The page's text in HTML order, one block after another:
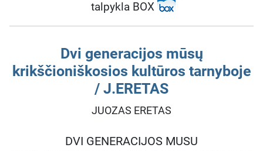
talpykla BOX
Dvi generacijos mūsų
krikščioniškosios kultūros tarnyboje
/ J.ERETAS
JUOZAS ERETAS
DVI GENERACIJOS MUSU